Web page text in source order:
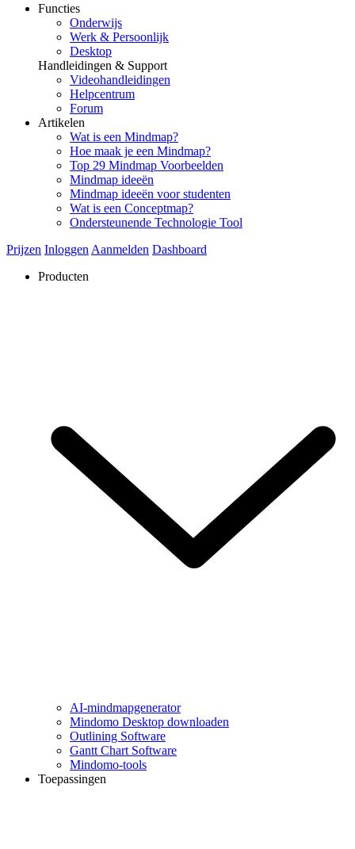
Functies
Onderwijs
Werk & Persoonlijk
Desktop
Handleidingen & Support
Videohandleidingen
Helpcentrum
Forum
Artikelen
Wat is een Mindmap?
Hoe maak je een Mindmap?
Top 29 Mindmap Voorbeelden
Mindmap ideeën
Mindmap ideeën voor studenten
Wat is een Conceptmap?
Ondersteunende Technologie Tool
Prijzen Inloggen Aanmelden Dashboard
Producten
AI-mindmapgenerator
Mindomo Desktop downloaden
Outlining Software
Gantt Chart Software
Mindomo-tools
Toepassingen